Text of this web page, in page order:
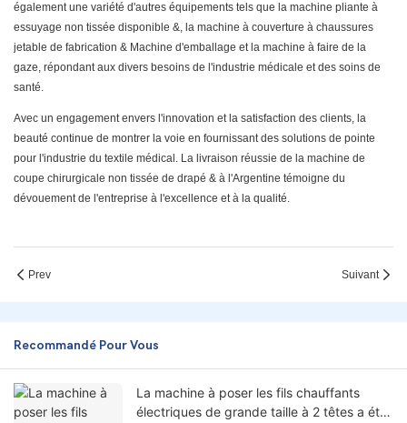
également une variété d'autres équipements tels que la machine pliante à
essuyage non tissée disponible &, la machine à couverture à chaussures
jetable de fabrication & Machine d'emballage et la machine à faire de la
gaze, répondant aux divers besoins de l'industrie médicale et des soins de
santé.
Avec un engagement envers l'innovation et la satisfaction des clients, la
beauté continue de montrer la voie en fournissant des solutions de pointe
pour l'industrie du textile médical. La livraison réussie de la machine de
coupe chirurgicale non tissée de drapé & à l'Argentine témoigne du
dévouement de l'entreprise à l'excellence et à la qualité.
Prev Suivant
Recommandé Pour Vous
La machine à poser les fils chauffants
électriques de grande taille à 2 têtes a été